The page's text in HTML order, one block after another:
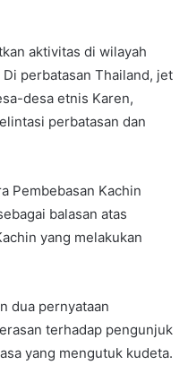
aktivitas di wilayah
perbatasan Thailand, jet
desa etnis Karen,
perbatasan dan
Pembebasan Kachin
balasan atas
yang melakukan
dua pernyataan
terhadap pengunjuk
yang mengutuk kudeta.